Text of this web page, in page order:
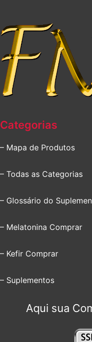
Categorias
– Mapa de Produtos
– Todas as Categorias
– Glossário do
– Melatonina Comprar
– Kefir Comprar
– Suplementos
Aqui sua